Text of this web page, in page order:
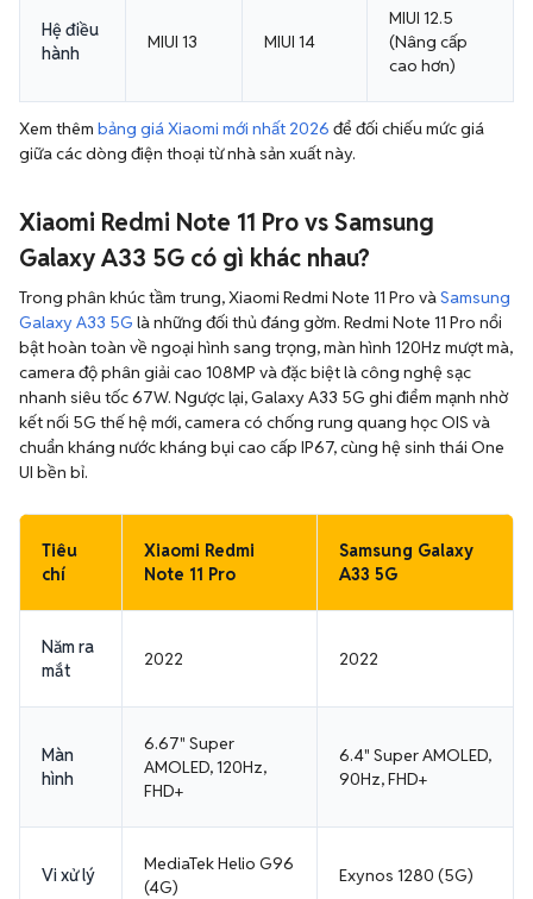
Hệ điều
hành
MIUI 13 MIUI 14
MIUI 12.5
(Nâng cấp
cao hơn)
Xem thêm bảng giá Xiaomi mới nhất 2026 để đối chiếu mức giá
giữa các dòng điện thoại từ nhà sản xuất này.
Xiaomi Redmi Note 11 Pro vs Samsung
Galaxy A33 5G có gì khác nhau?
Trong phân khúc tầm trung, Xiaomi Redmi Note 11 Pro vàSamsung
Galaxy A33 5G là những đối thủ đáng gờm. Redmi Note 11 Pro nổi
bật hoàn toàn về ngoại hình sang trọng, màn hình 120Hz mượt mà,
camera độ phân giải cao 108MP và đặc biệt là công nghệ sạc
nhanh siêu tốc 67W. Ngược lại, Galaxy A33 5G ghi điểm mạnh nhờ
kết nối 5G thế hệ mới, camera có chống rung quang học OIS và
chuẩn kháng nước kháng bụi cao cấp IP67, cùng hệ sinh thái One
UI bền bỉ.
Tiêu
chí
Xiaomi Redmi
Note 11 Pro
Samsung Galaxy
A33 5G
Năm ra
mắt
2022 2022
Màn
hình
6.67" Super
AMOLED, 120Hz,
FHD+
6.4" Super AMOLED,
90Hz, FHD+
Vi xử lý
MediaTek Helio G96
(4G)
Exynos 1280 (5G)